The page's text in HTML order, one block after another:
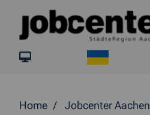
Springe direkt zum Inhalt
jobcenter.digital
Home Jobcenter Aachen